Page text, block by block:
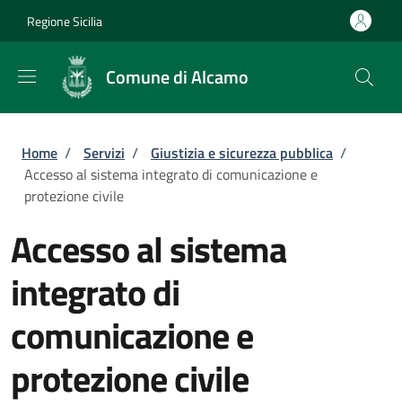
Regione Sicilia
Comune di Alcamo
Briciole di pane
Home / Servizi / Giustizia e sicurezza pubblica /
Accesso al sistema integrato di comunicazione e
protezione civile
Accesso al sistema
integrato di
comunicazione e
protezione civile